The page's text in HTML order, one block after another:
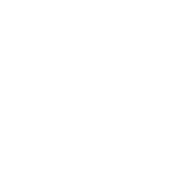
. . vrijdag 7 augustus 2026